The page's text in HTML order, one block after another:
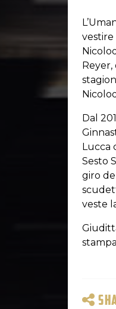
Reyer,
Dal
Lucca
Sesto
giro
veste